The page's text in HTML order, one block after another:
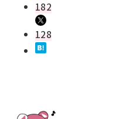
182
128